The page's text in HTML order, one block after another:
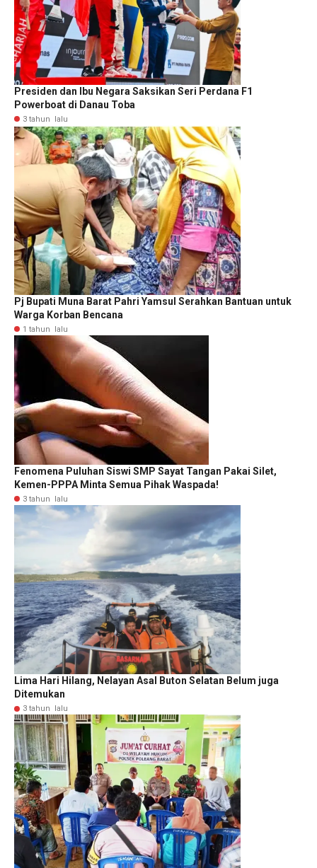
Presiden dan Ibu Negara Saksikan Seri Perdana F1
Powerboat di Danau Toba
3 tahun lalu
Pj Bupati Muna Barat Pahri Yamsul Serahkan Bantuan untuk
Warga Korban Bencana
1 tahun lalu
Fenomena Puluhan Siswi SMP Sayat Tangan Pakai Silet,
Kemen-PPPA Minta Semua Pihak Waspada!
3 tahun lalu
Lima Hari Hilang, Nelayan Asal Buton Selatan Belum juga
Ditemukan
3 tahun lalu